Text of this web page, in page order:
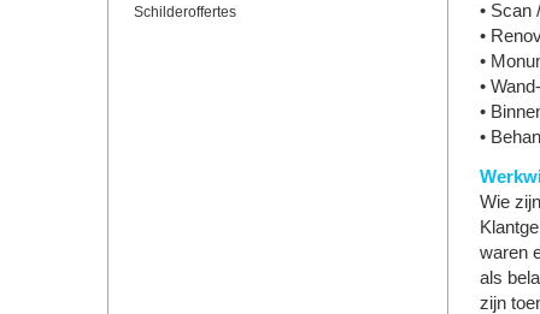
Schilderoffertes
• Scan
•
•
•
•
•
Wie
waren
als
zijn